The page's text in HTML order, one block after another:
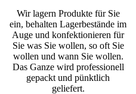
Wir lagern Produkte für Sie
ein, behalten Lagerbestände im
Auge und konfektionieren für
Sie was Sie wollen, so oft Sie
wollen und wann Sie wollen.
Das Ganze wird professionell
gepackt und pünktlich
geliefert.